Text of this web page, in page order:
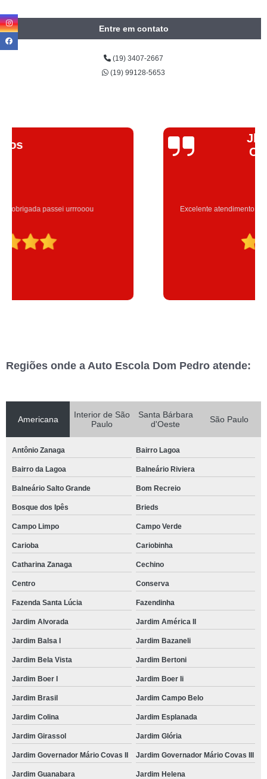
Entre em contato
(19) 3407-2667
(19) 99128-5653
Excelente atendimento , a Instrutora Eleni maravilhosa atenciosa
Regiões onde a Auto Escola Dom Pedro atende:
Americana
Interior de São
Paulo
Santa Bárbara
d'Oeste
São Paulo
Antônio Zanaga Bairro Lagoa
Bairro da Lagoa Balneário Riviera
Balneário Salto Grande Bom Recreio
Bosque dos Ipês Brieds
Campo Limpo Campo Verde
Carioba Cariobinha
Catharina Zanaga Cechino
Centro Conserva
Fazenda Santa Lúcia Fazendinha
Jardim Alvorada Jardim América II
Jardim Balsa I Jardim Bazaneli
Jardim Bela Vista Jardim Bertoni
Jardim Boer I Jardim Boer Ii
Jardim Brasil Jardim Campo Belo
Jardim Colina Jardim Esplanada
Jardim Girassol Jardim Glória
Jardim Governador Mário Covas II Jardim Governador Mário Covas III
Jardim Guanabara Jardim Helena